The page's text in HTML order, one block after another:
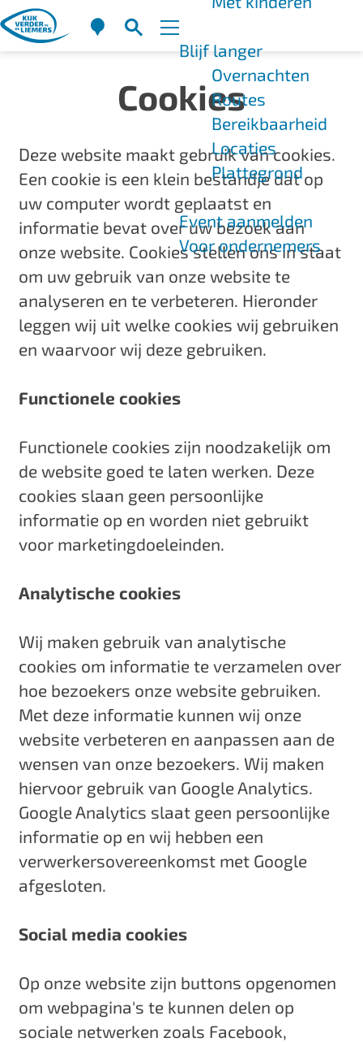
G
k
n
M
n
Blijf langer
Overnachten
Routes
Bereikbaarheid
Locaties
Plattegrond
Event aanmelden
Voor ondernemers
Cookies
Deze website maakt gebruik van cookies.
Een cookie is een klein bestandje dat op
uw computer wordt geplaatst en
informatie bevat over uw bezoek aan
onze website. Cookies stellen ons in staat
om uw gebruik van onze website te
analyseren en te verbeteren. Hieronder
leggen wij uit welke cookies wij gebruiken
en waarvoor wij deze gebruiken.
Functionele cookies
Functionele cookies zijn noodzakelijk om
de website goed te laten werken. Deze
cookies slaan geen persoonlijke
informatie op en worden niet gebruikt
voor marketingdoeleinden.
Analytische cookies
Wij maken gebruik van analytische
cookies om informatie te verzamelen over
hoe bezoekers onze website gebruiken.
Met deze informatie kunnen wij onze
website verbeteren en aanpassen aan de
wensen van onze bezoekers. Wij maken
hiervoor gebruik van Google Analytics.
Google Analytics slaat geen persoonlijke
informatie op en wij hebben een
verwerkersovereenkomst met Google
afgesloten.
Social media cookies
Op onze website zijn buttons opgenomen
om webpagina's te kunnen delen op
sociale netwerken zoals Facebook,